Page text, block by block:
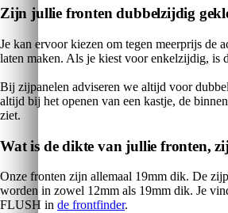
Zijn jullie fronten dubbelzijdig
Je kan ervoor kiezen om tegen meerprijs de
laten maken. Als je kiest voor enkelzijdig, is
Bij zijpanelen adviseren we altijd voor
altijd bij het openen van een kastje, de
ziet.
Wat is de dikte van jullie fronten,
Onze fronten zijn allemaal 19mm dik. De
worden in zowel 12mm als 19mm dik. Je
FLUSH in de frontfinder.